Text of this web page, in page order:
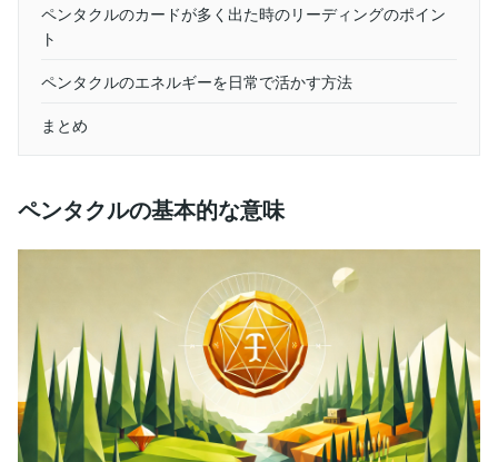
ペンタクルのカードが多く出た時のリーディングのポイン
ト
ペンタクルのエネルギーを日常で活かす方法
まとめ
ペンタクルの基本的な意味